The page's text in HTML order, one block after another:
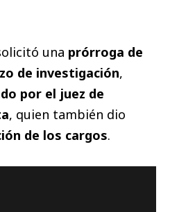
una prórroga de
de investigación,
por el juez de
, quien también dio
de los cargos.